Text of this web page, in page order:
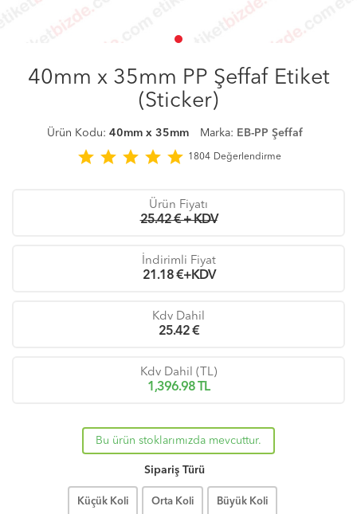
40mm x 35mm PP Şeffaf Etiket
(Sticker)
Ürün Kodu: 40mm x 35mm Marka: EB-PP Şeffaf
star star star star star 1804 Değerlendirme
Ürün Fiyatı
25.42 € + KDV
İndirimli Fiyat
21.18€+KDV
Kdv Dahil
25.42€
Kdv Dahil (TL)
1,396.98 TL
Bu ürün stoklarımızda mevcuttur.
Sipariş Türü
Küçük Koli Orta Koli Büyük Koli